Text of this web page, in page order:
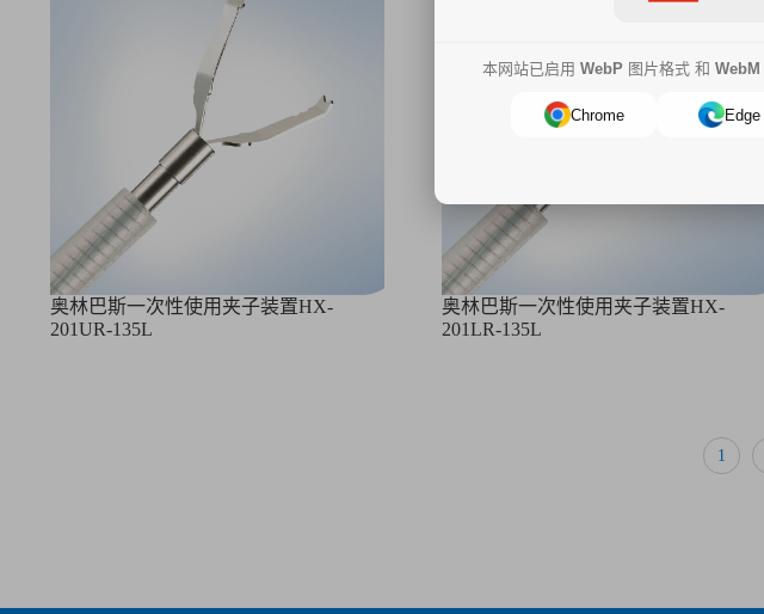
奥林巴斯一次性使用夹子装置HX-
201UR-135L
奥林巴斯一次性使用夹子装置HX-
201LR-135L
1
本网站已启用 WebP 图片格式 和 WebM
Chrome Edge